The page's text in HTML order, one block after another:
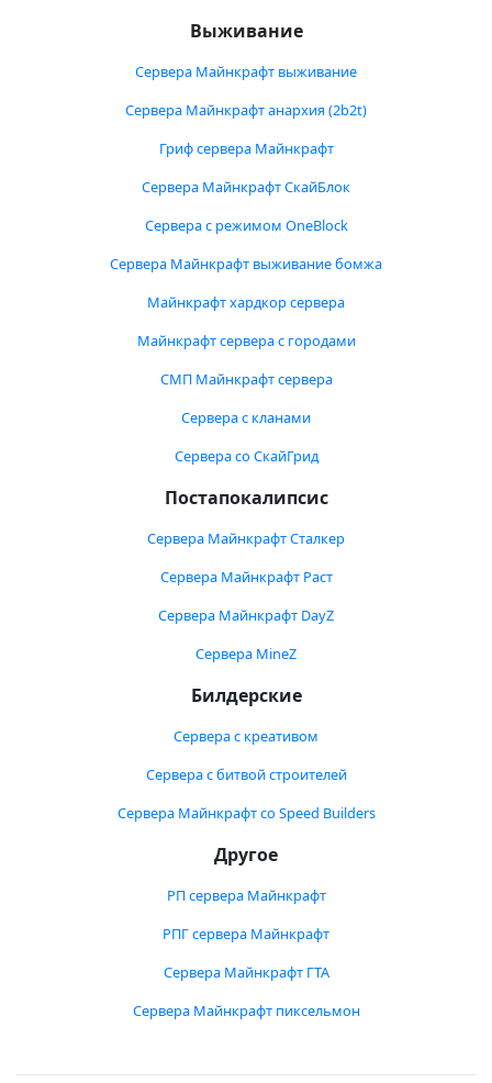
Выживание
Сервера Майнкрафт выживание
Сервера Майнкрафт анархия (2b2t)
Гриф сервера Майнкрафт
Сервера Майнкрафт СкайБлок
Сервера с режимом OneBlock
Сервера Майнкрафт выживание бомжа
Майнкрафт хардкор сервера
Майнкрафт сервера с городами
СМП Майнкрафт сервера
Сервера с кланами
Сервера со СкайГрид
Постапокалипсис
Сервера Майнкрафт Сталкер
Сервера Майнкрафт Раст
Сервера Майнкрафт DayZ
Сервера MineZ
Билдерские
Сервера с креативом
Сервера с битвой строителей
Сервера Майнкрафт со Speed Builders
Другое
РП сервера Майнкрафт
РПГ сервера Майнкрафт
Сервера Майнкрафт ГТА
Сервера Майнкрафт пиксельмон